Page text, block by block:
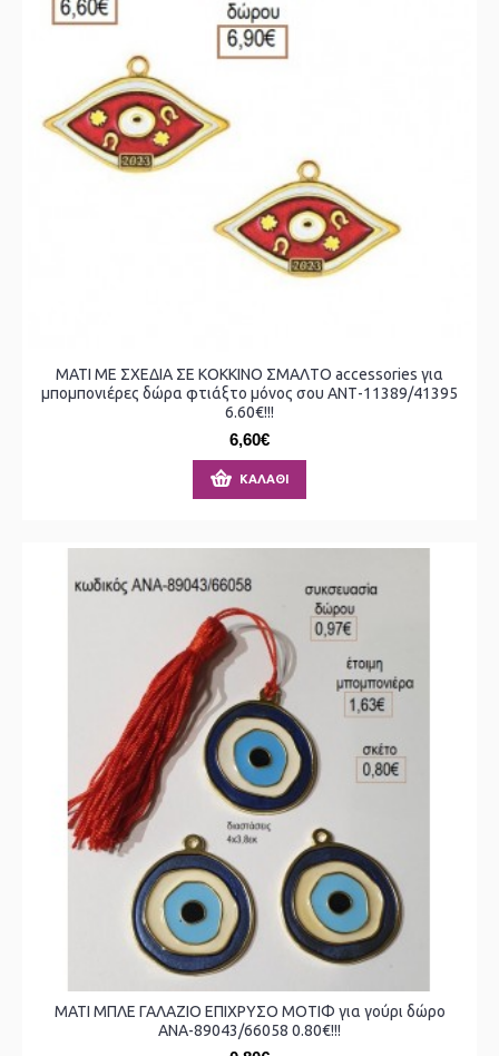
ΜΑΤΙ ΜΕ ΣΧΕΔΙΑ ΣΕ ΚΟΚΚΙΝΟ ΣΜΑΛΤΟ accessories για
μπομπονιέρες δώρα φτιάξτο μόνος σου ΑΝΤ-11389/41395
6.60€!!!
6,60€
ΚΑΛΆΘΙ
ΜΑΤΙ ΜΠΛΕ ΓΑΛΑΖΙΟ ΕΠΙΧΡΥΣΟ ΜΟΤΙΦ για γούρι δώρο
ΑΝΑ-89043/66058 0.80€!!!